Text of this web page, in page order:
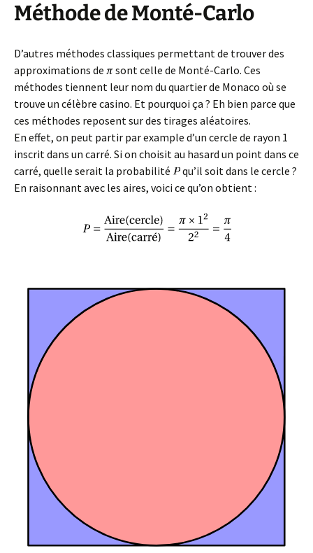
Méthode de Monté-Carlo
D’autres méthodes classiques permettant de trouver des
approximations de
sont celle de Monté-Carlo. Ces
méthodes tiennent leur nom du quartier de Monaco où se
trouve un célèbre casino. Et pourquoi ça ? Eh bien parce que
ces méthodes reposent sur des tirages aléatoires.
En effet, on peut partir par example d’un cercle de rayon 1
inscrit dans un carré. Si on choisit au hasard un point dans ce
carré, quelle serait la probabilité
qu’il soit dans le cercle ?
En raisonnant avec les aires, voici ce qu’on obtient :